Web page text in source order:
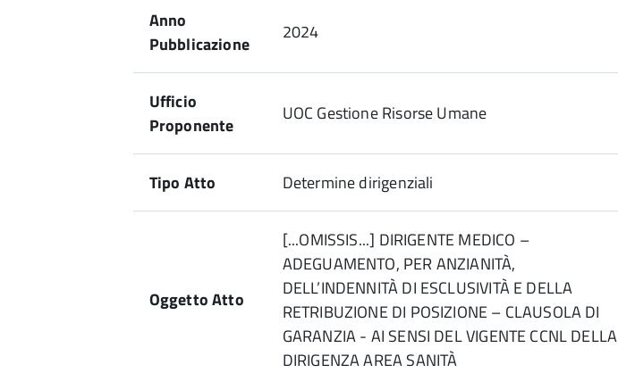
Anno
Pubblicazione
2024
Ufficio
Proponente
UOC Gestione Risorse Umane
Tipo Atto Determine dirigenziali
Oggetto Atto
[...OMISSIS...] DIRIGENTE MEDICO –
ADEGUAMENTO, PER ANZIANITÀ,
DELL’INDENNITÀ DI ESCLUSIVITÀ E DELLA
RETRIBUZIONE DI POSIZIONE – CLAUSOLA DI
GARANZIA - AI SENSI DEL VIGENTE CCNL DELLA
DIRIGENZA AREA SANITÀ